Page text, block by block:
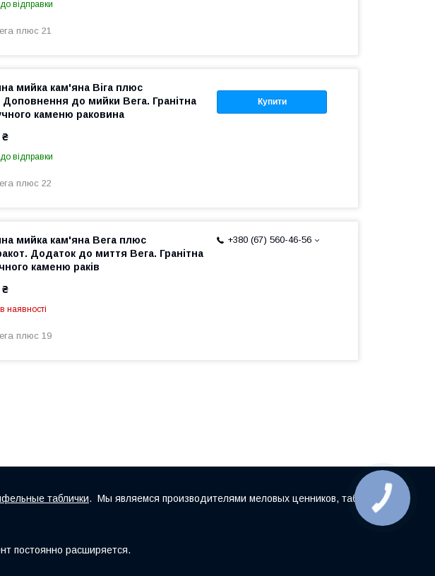
відправки
плюс 21
Купити
мийка кам'яна Віга плюс
Доповнення до мийки Вега. Гранітна
каменю раковина
відправки
плюс 22
+380 (67) 560-46-56
мийка кам'яна Вега плюс
Додаток до миття Вега. Гранітна
каменю раків
наявності
плюс 19
таблички. Мы являемся производителями меловых ценников, табличек
постоянно расширяется.